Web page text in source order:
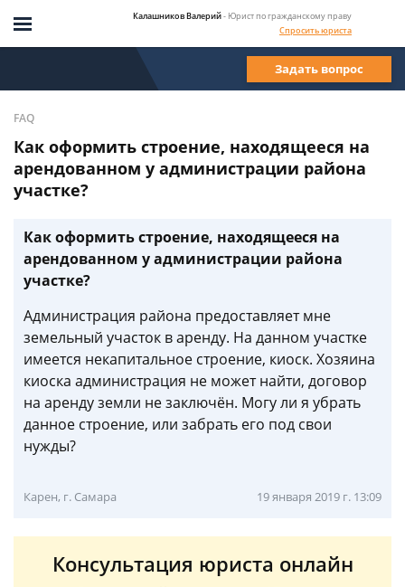
Калашников Валерий- Юрист по гражданскому праву
Спросить юриста
Задать вопрос
FAQ
Как оформить строение, находящееся на
арендованном у администрации района
участке?
Как оформить строение, находящееся на
арендованном у администрации района
участке?
Администрация района предоставляет мне
земельный участок в аренду. На данном участке
имеется некапитальное строение, киоск. Хозяина
киоска администрация не может найти, договор
на аренду земли не заключён. Могу ли я убрать
данное строение, или забрать его под свои
нужды?
Карен, г. Самара 19 января 2019 г. 13:09
Консультация юриста онлайн